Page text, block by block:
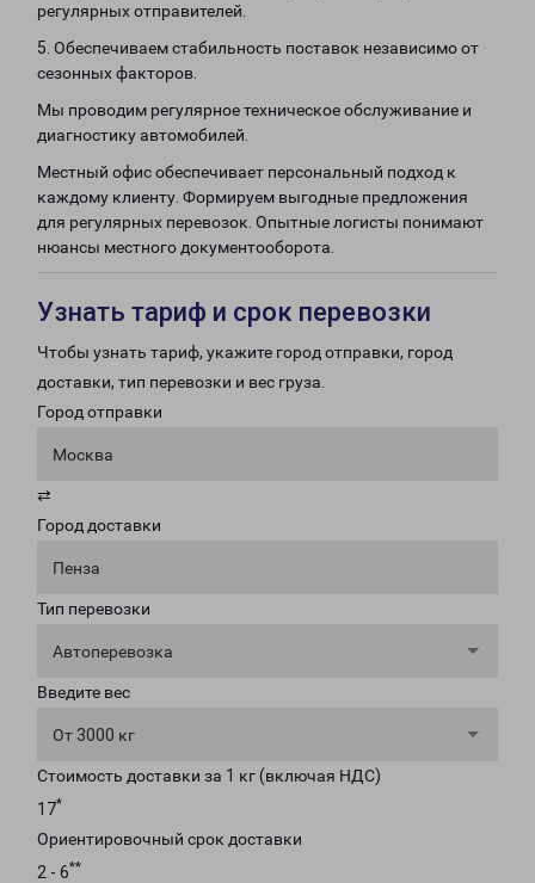
регулярных отправителей.
5. Обеспечиваем стабильность поставок независимо от
сезонных факторов.
Мы проводим регулярное техническое обслуживание и
диагностику автомобилей.
Местный офис обеспечивает персональный подход к
каждому клиенту. Формируем выгодные предложения
для регулярных перевозок. Опытные логисты понимают
нюансы местного документооборота.
Узнать тариф и срок перевозки
Чтобы узнать тариф, укажите город отправки, город
доставки, тип перевозки и вес груза.
Город отправки
Москва
⇄
Город доставки
Пенза
Тип перевозки
Автоперевозка
Введите вес
От 3000 кг
Стоимость доставки за 1 кг (включая НДС)
17*
Ориентировочный срок доставки
2 - 6**